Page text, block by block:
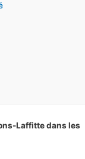
Laffitte dans les